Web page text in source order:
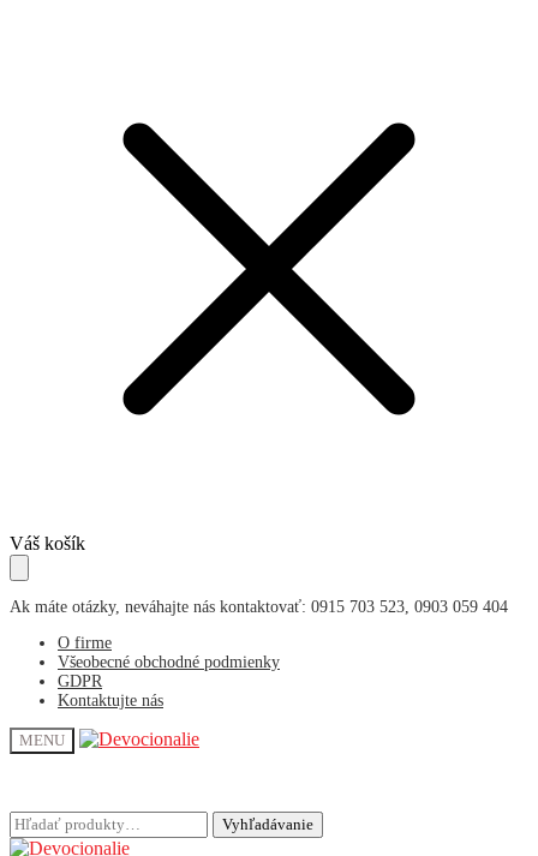
Skip
to
navigation
Skip
to
content
Váš košík
Ak máte otázky, neváhajte nás kontaktovať: 0915 703 523, 0903 059 404
O firme
Všeobecné obchodné podmienky
GDPR
Kontaktujte nás
MENU
Hľadať: Vyhľadávanie
Hľadať: Vyhľadávanie